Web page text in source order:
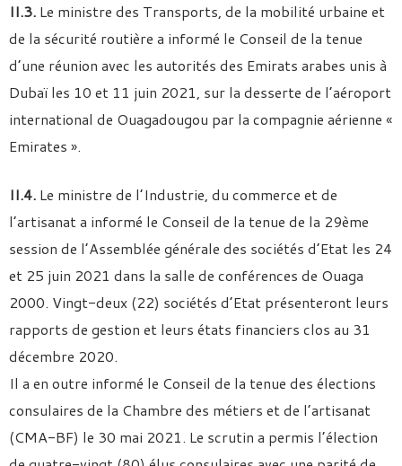
II.3. Le ministre des Transports, de la mobilité urbaine et
de la sécurité routière a informé le Conseil de la tenue
d’une réunion avec les autorités des Emirats arabes unis à
Dubaï les 10 et 11 juin 2021, sur la desserte de l’aéroport
international de Ouagadougou par la compagnie aérienne «
Emirates ».
II.4. Le ministre de l’Industrie, du commerce et de
l’artisanat a informé le Conseil de la tenue de la 29ème
session de l’Assemblée générale des sociétés d’Etat les 24
et 25 juin 2021 dans la salle de conférences de Ouaga
2000. Vingt-deux (22) sociétés d’Etat présenteront leurs
rapports de gestion et leurs états financiers clos au 31
décembre 2020.
Il a en outre informé le Conseil de la tenue des élections
consulaires de la Chambre des métiers et de l’artisanat
(CMA-BF) le 30 mai 2021. Le scrutin a permis l’élection